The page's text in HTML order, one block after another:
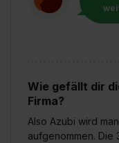
Wie gefällt dir
Firma?
Also Azubi wird
aufgenommen.